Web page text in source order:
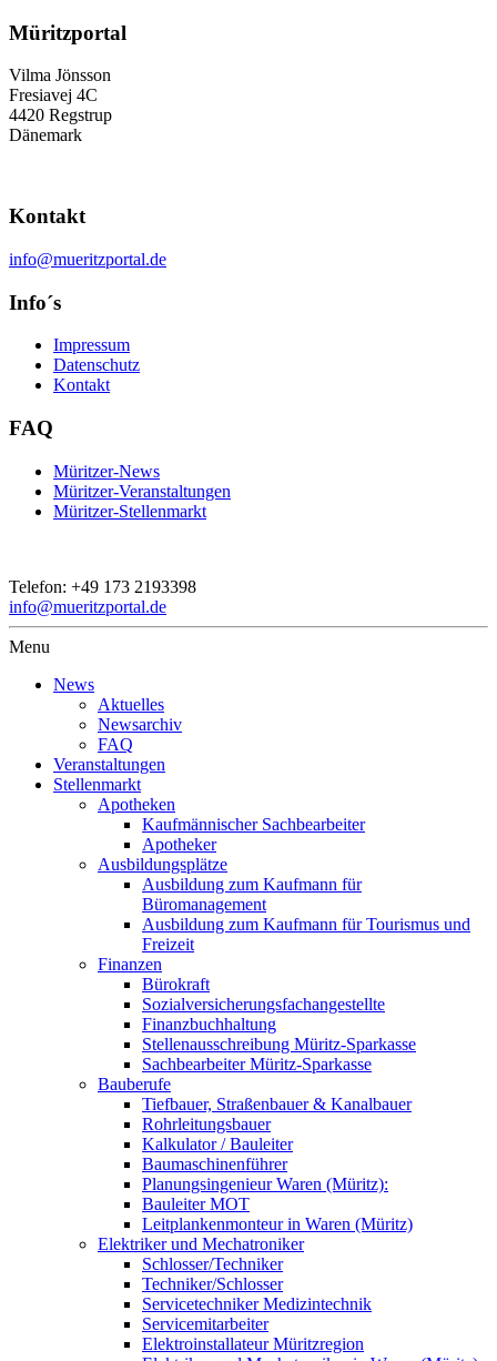
Müritzportal
Vilma Jönsson
Fresiavej 4C
4420 Regstrup
Dänemark
Kontakt
info@mueritzportal.de
Info´s
Impressum
Datenschutz
Kontakt
FAQ
Müritzer-News
Müritzer-Veranstaltungen
Müritzer-Stellenmarkt
Telefon: +49 173 2193398
info@mueritzportal.de
Menu
News
Aktuelles
Newsarchiv
FAQ
Veranstaltungen
Stellenmarkt
Apotheken
Kaufmännischer Sachbearbeiter
Apotheker
Ausbildungsplätze
Ausbildung zum Kaufmann für
Büromanagement
Ausbildung zum Kaufmann für Tourismus und
Freizeit
Finanzen
Bürokraft
Sozialversicherungsfachangestellte
Finanzbuchhaltung
Stellenausschreibung Müritz-Sparkasse
Sachbearbeiter Müritz-Sparkasse
Bauberufe
Tiefbauer, Straßenbauer & Kanalbauer
Rohrleitungsbauer
Kalkulator / Bauleiter
Baumaschinenführer
Planungsingenieur Waren (Müritz):
Bauleiter MOT
Leitplankenmonteur in Waren (Müritz)
Elektriker und Mechatroniker
Schlosser/Techniker
Techniker/Schlosser
Servicetechniker Medizintechnik
Servicemitarbeiter
Elektroinstallateur Müritzregion